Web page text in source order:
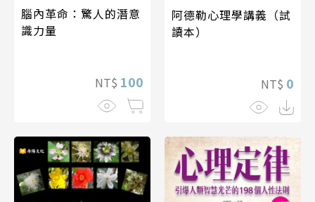
腦內革命：驚人的潛意
識力量
NT$ 100
阿德勒心理學講義（試
讀本）
NT$ 0